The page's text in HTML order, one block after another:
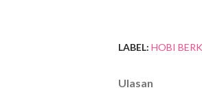
LABEL: HOBI
Ulasan